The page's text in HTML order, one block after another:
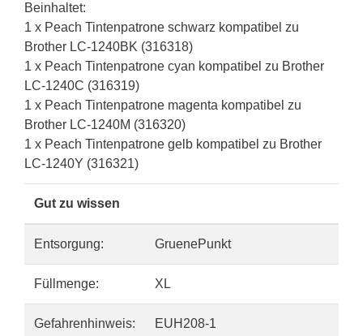
Beinhaltet:
1 x Peach Tintenpatrone schwarz kompatibel zu
Brother LC-1240BK (316318)
1 x Peach Tintenpatrone cyan kompatibel zu Brother
LC-1240C (316319)
1 x Peach Tintenpatrone magenta kompatibel zu
Brother LC-1240M (316320)
1 x Peach Tintenpatrone gelb kompatibel zu Brother
LC-1240Y (316321)
Gut zu wissen
Entsorgung: GruenePunkt
Füllmenge: XL
Gefahrenhinweis: EUH208-1